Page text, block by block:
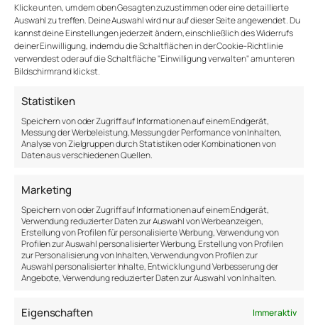
Klicke unten, um dem oben Gesagten zuzustimmen oder eine detaillierte
Auswahl zu treffen. Deine Auswahl wird nur auf dieser Seite angewendet. Du
kannst deine Einstellungen jederzeit ändern, einschließlich des Widerrufs
deiner Einwilligung, indem du die Schaltflächen in der Cookie-Richtlinie
verwendest oder auf die Schaltfläche "Einwilligung verwalten" am unteren
Bildschirmrand klickst.
Statistiken
Speichern von oder Zugriff auf Informationen auf einem Endgerät,
Messung der Werbeleistung, Messung der Performance von Inhalten,
Analyse von Zielgruppen durch Statistiken oder Kombinationen von
Daten aus verschiedenen Quellen.
Marketing
Speichern von oder Zugriff auf Informationen auf einem Endgerät,
Verwendung reduzierter Daten zur Auswahl von Werbeanzeigen,
Erstellung von Profilen für personalisierte Werbung, Verwendung von
Profilen zur Auswahl personalisierter Werbung, Erstellung von Profilen
zur Personalisierung von Inhalten, Verwendung von Profilen zur
Auswahl personalisierter Inhalte, Entwicklung und Verbesserung der
Angebote, Verwendung reduzierter Daten zur Auswahl von Inhalten.
Eigenschaften
Immer aktiv
ändern. Wie machen wir das? Mithilfe von
Trainings, Reisen, Gesprächen, Büchern,
Podcasts und Artikeln.
bedeutet genau das: unsere Einstellung zu
ändern, indem wir uns Situationen
aussetzen, die uns aus der eigenen
Komfortzone jagen. Dann, und nur dann
extrem gelassen Extreme
Gelassenheit Gelassenheit
Psychologie